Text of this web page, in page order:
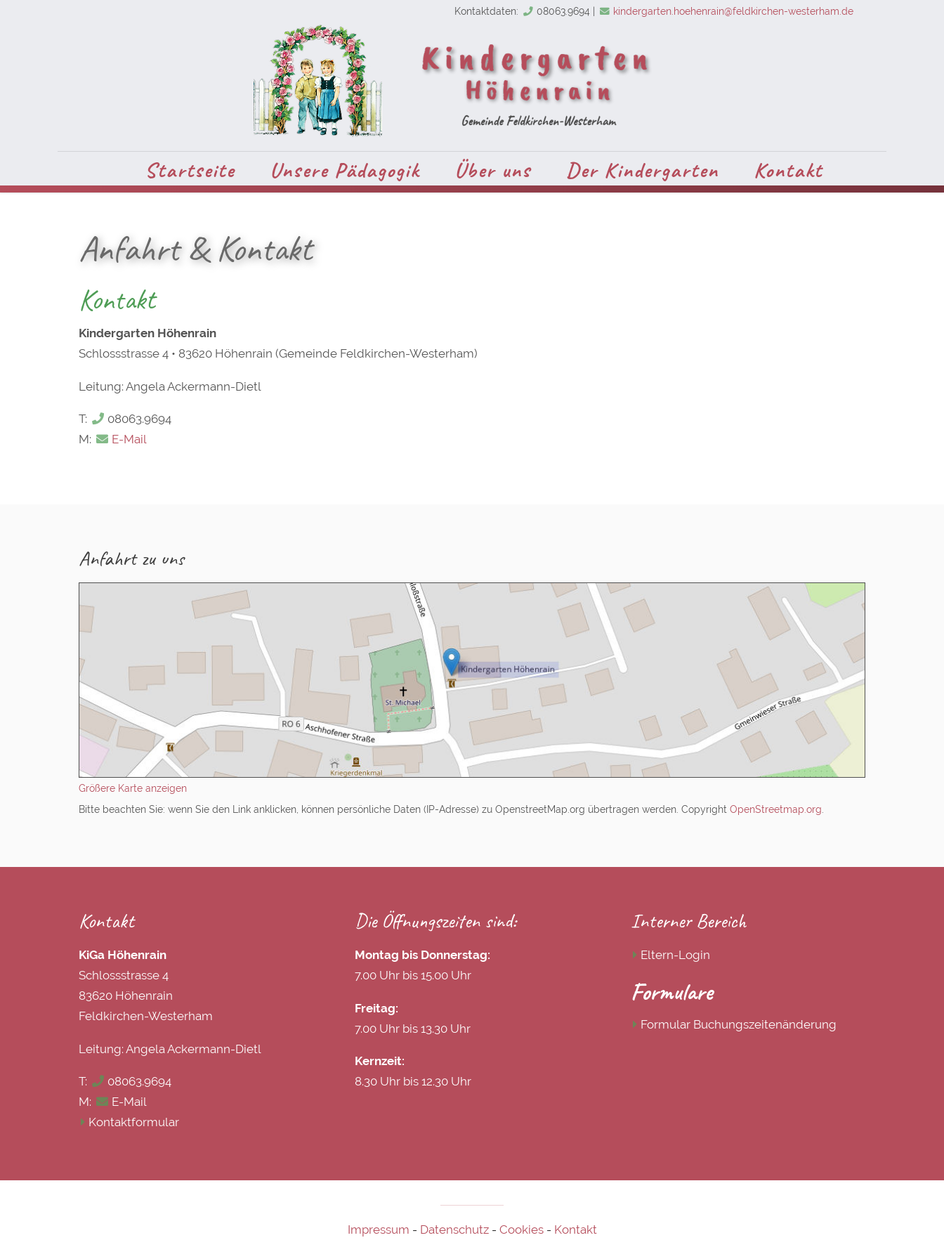
Kontaktdaten: 08063.9694 kindergarten.hoehenrain@feldkirchen-westerham.de
Startseite Unsere Pädagogik Über uns Der Kindergarten Kontakt
Anfahrt & Kontakt
Kontakt
Kindergarten Höhenrain
Schlossstrasse 4 • 83620 Höhenrain (Gemeinde Feldkirchen-Westerham)
Leitung: Angela Ackermann-Dietl
T:
08063.9694
M:
E-Mail
Anfahrt zu uns
Größere Karte anzeigen
Bitte beachten Sie: wenn Sie den Link anklicken, können persönliche Daten (IP-Adresse) zu OpenstreetMap.org übertragen werden. Copyright OpenStreetmap.org
Kontakt
KiGa Höhenrain
Schlossstrasse 4
83620 Höhenrain
Feldkirchen-Westerham
Leitung: Angela Ackermann-Dietl
T:
08063.9694
M:
E-Mail
Kontaktformular
Die Öffnungszeiten sind:
Montag bis Donnerstag:
7.00 Uhr bis 15.00 Uhr
Freitag:
7.00 Uhr bis 13.30 Uhr
Kernzeit:
8.30 Uhr bis 12.30 Uhr
Interner Bereich
Eltern-Login
Formulare
Formular Buchungszeitenänderung
Impressum - Datenschutz- Cookies- Kontakt